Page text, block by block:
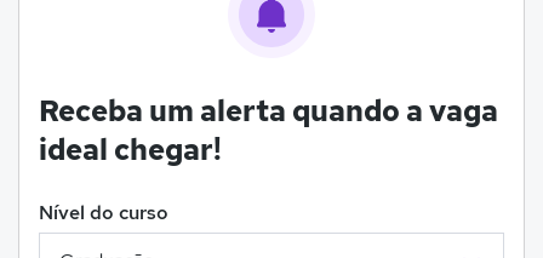
Receba um alerta quando a vaga
ideal chegar!
Nível do curso